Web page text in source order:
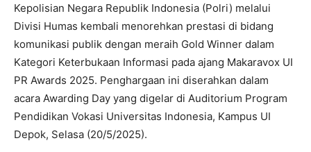
Kepolisian Negara Republik Indonesia (Polri) melalui
Divisi Humas kembali menorehkan prestasi di bidang
komunikasi publik dengan meraih Gold Winner dalam
Kategori Keterbukaan Informasi pada ajang Makaravox UI
PR Awards 2025. Penghargaan ini diserahkan dalam
acara Awarding Day yang digelar di Auditorium Program
Pendidikan Vokasi Universitas Indonesia, Kampus UI
Depok, Selasa (20/5/2025).